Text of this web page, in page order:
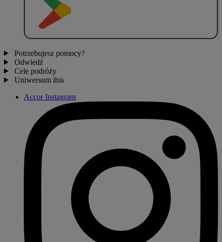
Potrzebujesz pomocy?
Odwiedź
Cele podróży
Uniwersum ibis
Accor Instagram